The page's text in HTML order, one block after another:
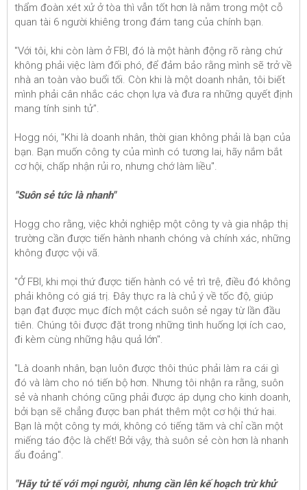
thẩm đoàn xét xử ở tòa thì vẫn tốt hơn là nằm trong một cỗ
quan tài 6 người khiêng trong đám tang của chính bạn.
"Với tôi, khi còn làm ở FBI, đó là một hành động rõ ràng chứ
không phải việc làm đối phó, để đảm bảo rằng mình sẽ trở về
nhà an toàn vào buổi tối. Còn khi là một doanh nhân, tôi biết
mình phải cân nhắc các chọn lựa và đưa ra những quyết định
mang tính sinh tử".
Hogg nói, "Khi là doanh nhân, thời gian không phải là bạn của
bạn. Bạn muốn công ty của mình có tương lai, hãy nắm bắt
cơ hội, chấp nhận rủi ro, nhưng chớ làm liều".
"Suôn sẻ tức là nhanh"
Hogg cho rằng, việc khởi nghiệp một công ty và gia nhập thị
trường cần được tiến hành nhanh chóng và chính xác, những
không được vội vã.
"Ở FBI, khi mọi thứ được tiến hành có vẻ trì trệ, điều đó không
phải không có giá trị. Đây thực ra là chủ ý về tốc độ, giúp
bạn đạt được mục đích một cách suôn sẻ ngay từ lần đầu
tiên. Chúng tôi được đặt trong những tình huống lợi ích cao,
đi kèm cùng những hậu quả lớn".
"Là doanh nhân, bạn luôn được thôi thúc phải làm ra cái gì
đó và làm cho nó tiến bộ hơn. Nhưng tôi nhận ra rằng, suôn
sẻ và nhanh chóng cũng phải được áp dụng cho kinh doanh,
bởi bạn sẽ chẳng được ban phát thêm một cơ hội thứ hai.
Bạn là một công ty mới, không có tiếng tăm và chỉ cần một
miếng táo độc là chết! Bởi vậy, thà suôn sẻ còn hơn là nhanh
ẩu đoảng".
"Hãy tử tế với mọi người, nhưng cần lên kế hoạch trừ khử